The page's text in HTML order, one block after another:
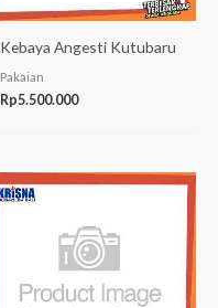
Kebaya Angesti Kutubaru
Pakaian
Rp5.500.000